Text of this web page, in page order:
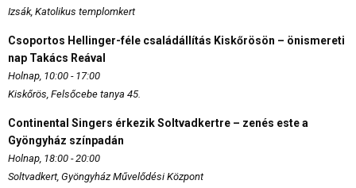
Izsák, Katolikus templomkert
Csoportos Hellinger-féle családállítás Kiskőrösön – önismereti
nap Takács Reával
Holnap, 10:00 - 17:00
Kiskőrös, Felsőcebe tanya 45.
Continental Singers érkezik Soltvadkertre – zenés este a
Gyöngyház színpadán
Holnap, 18:00 - 20:00
Soltvadkert, Gyöngyház Művelődési Központ